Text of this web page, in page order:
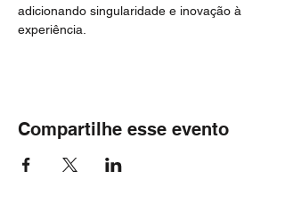
adicionando singularidade e inovação à
experiência.
Compartilhe esse evento